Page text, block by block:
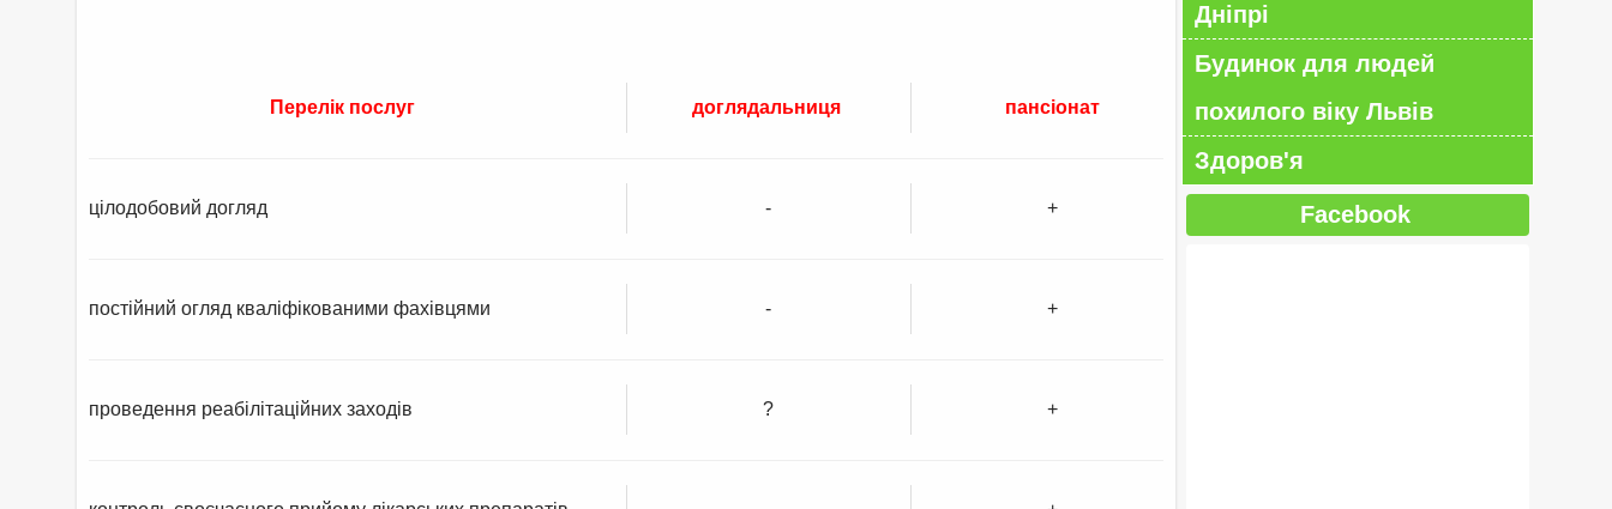
Перелік послуг доглядальниця пансіонат
цілодобовий догляд - +
постійний огляд кваліфікованими фахівцями - +
проведення реабілітаційних заходів ? +
Дніпрі
Будинок для людей
похилого віку Львів
Здоров'я
Facebook